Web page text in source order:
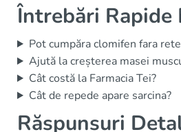
Întrebări Rapide
Pot cumpăra clomifen fara
Ajută la creșterea masei
Cât costă la Farmacia Tei?
Cât de repede apare sarcina?
Răspunsuri